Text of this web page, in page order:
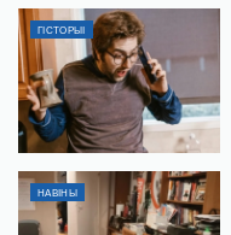
ГІСТОРЫІ
НАВІНЫ